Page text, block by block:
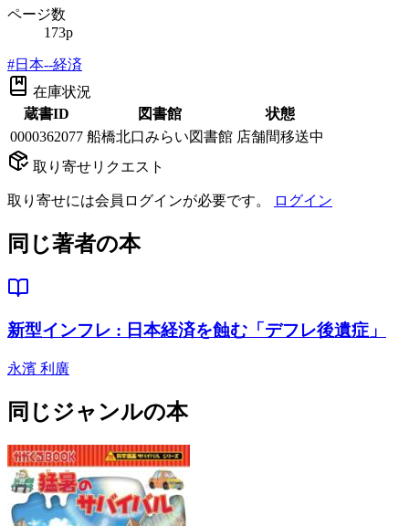
ページ数
173p
#日本--経済
在庫状況
蔵書ID
図書館
状態
0000362077 船橋北口みらい図書館 店舗間移送中
取り寄せリクエスト
取り寄せには会員ログインが必要です。 ログイン
同じ著者の本
新型インフレ : 日本経済を蝕む「デフレ後遺症」
永濱 利廣
同じジャンルの本